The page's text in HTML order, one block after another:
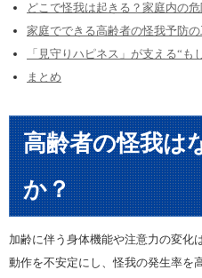
どこで怪我は起きる？家庭内の
家庭でできる高齢者の怪我予防の
「見守りハピネス」が支える“も
まとめ
高齢者の怪我は
か？
加齢に伴う身体機能や注意力の変化
動作を不安定にし、怪我の発生率を